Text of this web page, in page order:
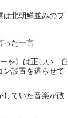
は北朝鮮並みのプ
った一言
ーを〉は正しい 自
ン設置を遅らせて
していた音楽が政